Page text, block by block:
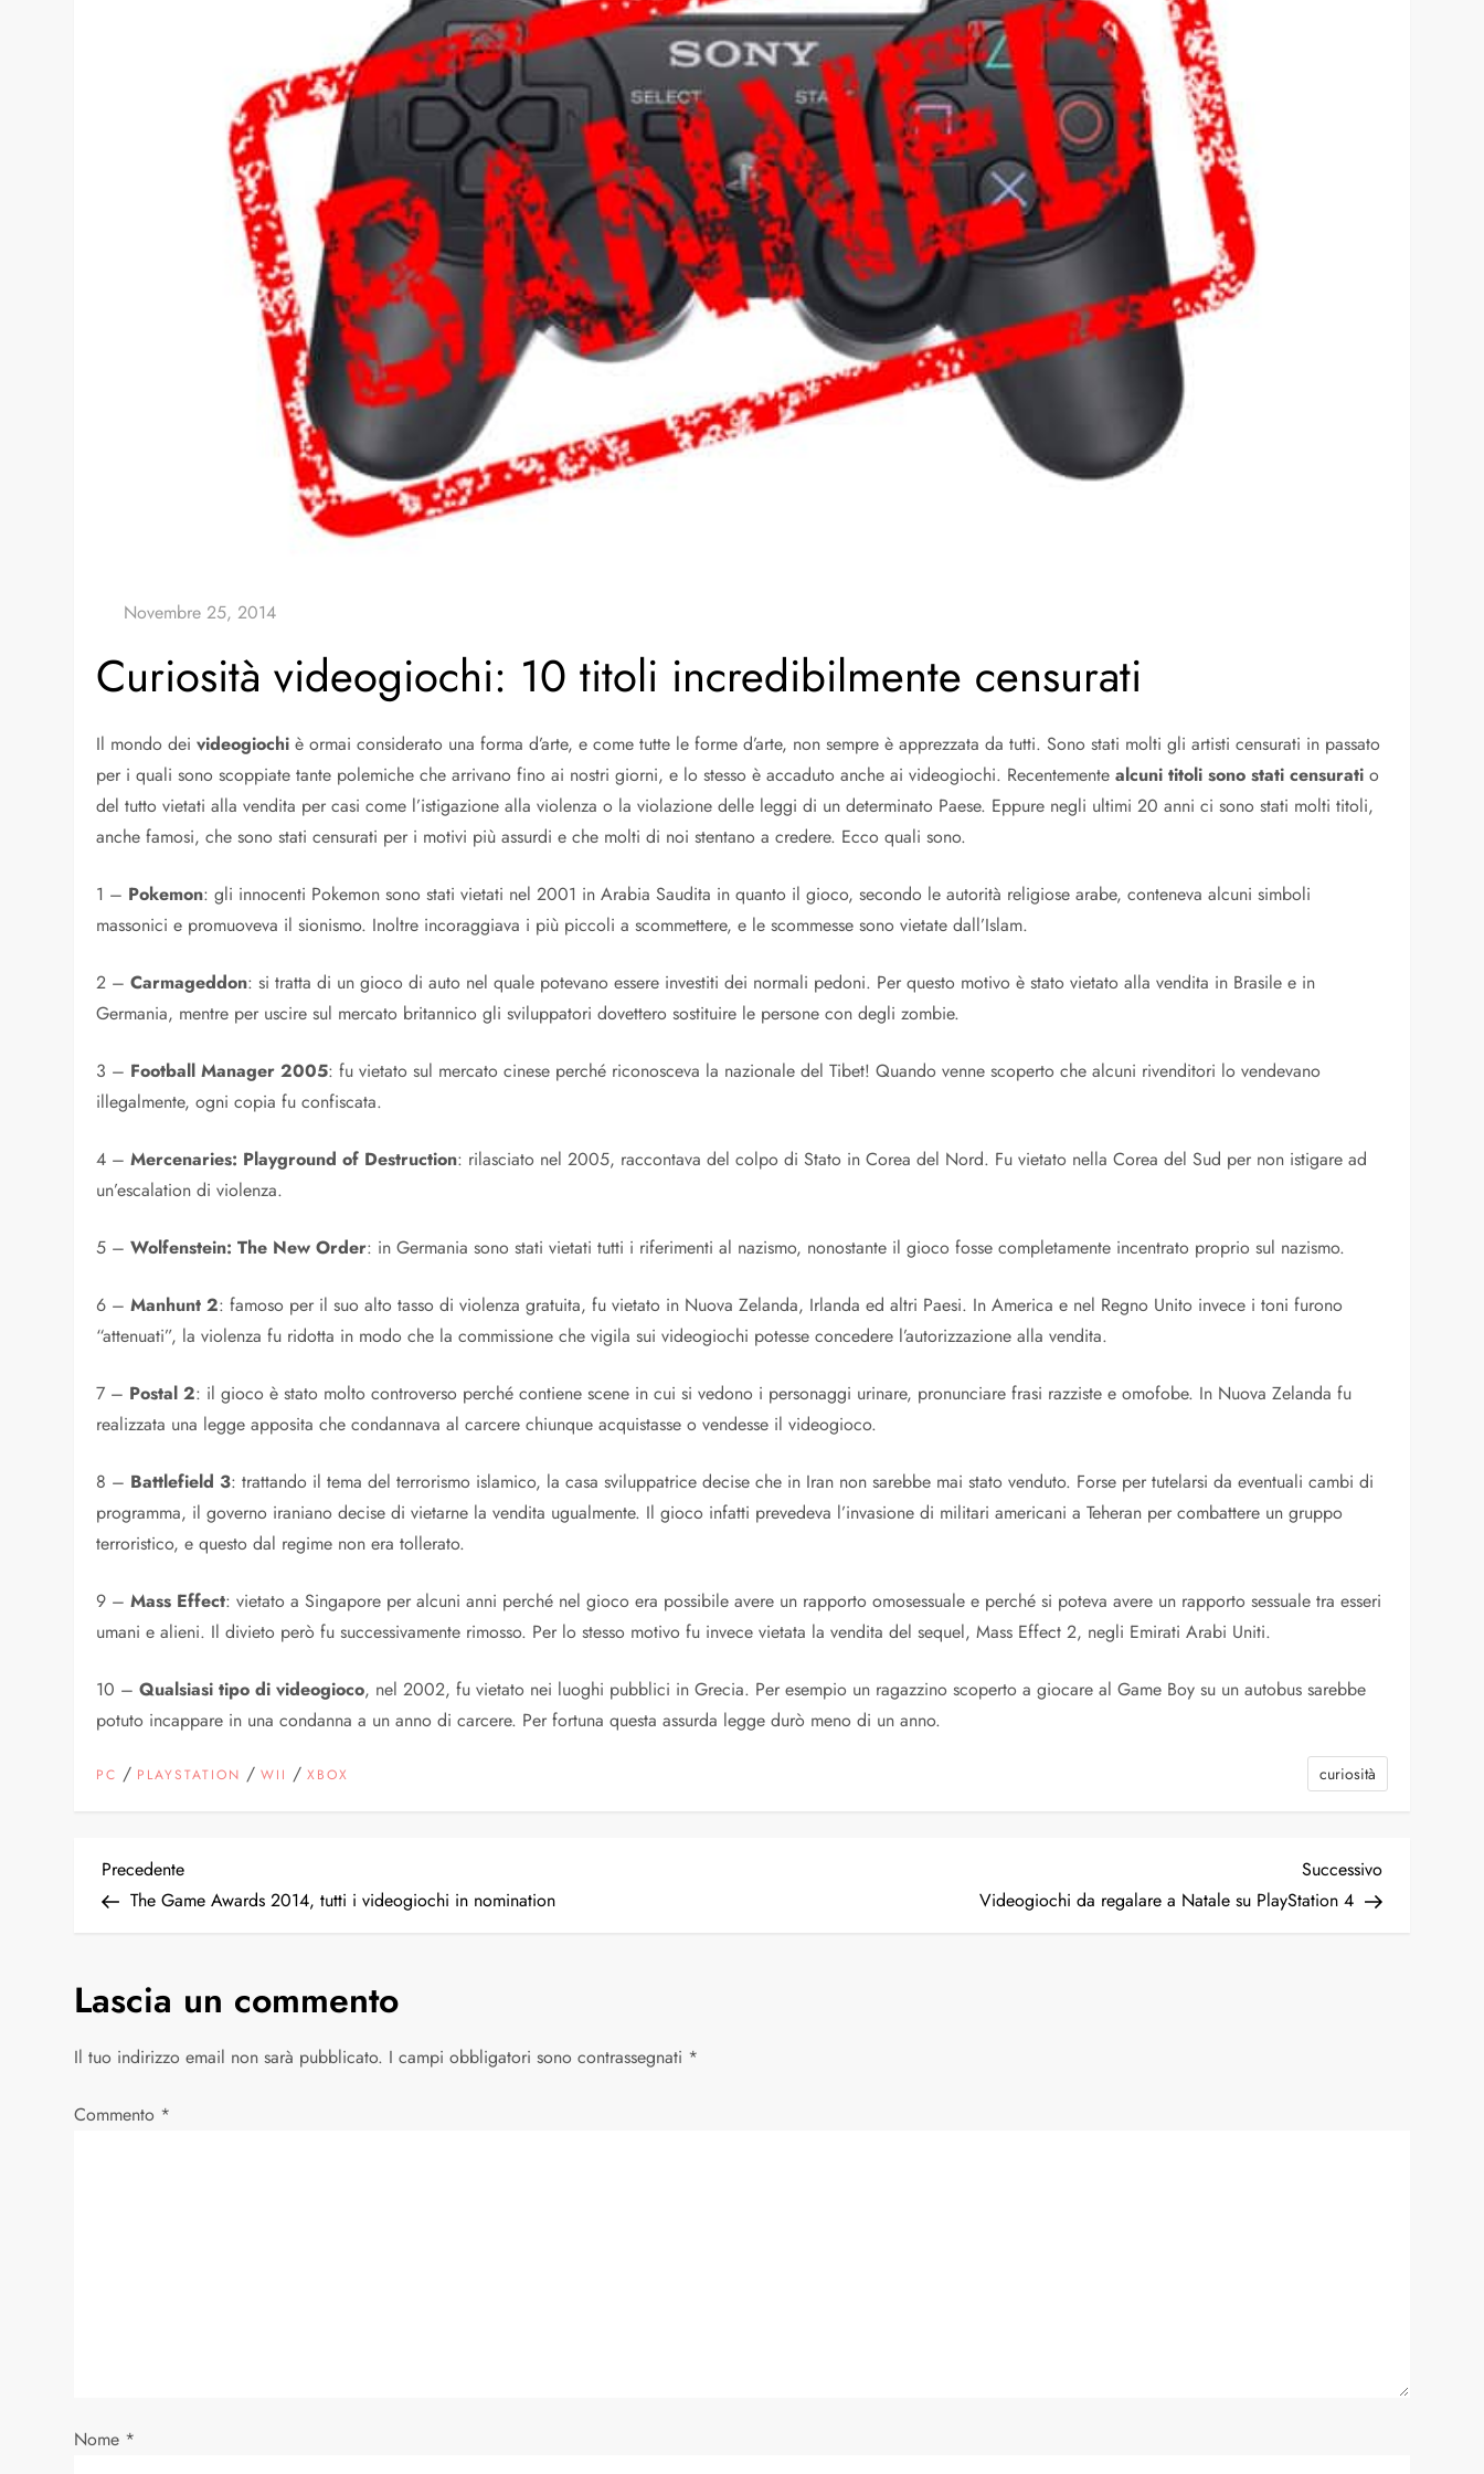
Curiosità videogiochi: 10 titoli incredibilmente censurati
Il mondo deivideogiochi è ormai considerato una forma d’arte, e come tutte le forme d’arte, non sempre è apprezzata da tutti. Sono stati molti gli artisti censurati in passato
per i quali sono scoppiate tante polemiche che arrivano fino ai nostri giorni, e lo stesso è accaduto anche ai videogiochi. Recentementealcuni titoli sono stati censurati o
del tutto vietati alla vendita per casi come l’istigazione alla violenza o la violazione delle leggi di un determinato Paese. Eppure negli ultimi 20 anni ci sono stati molti titoli,
anche famosi, che sono stati censurati per i motivi più assurdi e che molti di noi stentano a credere. Ecco quali sono.
1 – Pokemon: gli innocenti Pokemon sono stati vietati nel 2001 in Arabia Saudita in quanto il gioco, secondo le autorità religiose arabe, conteneva alcuni simboli
massonici e promuoveva il sionismo. Inoltre incoraggiava i più piccoli a scommettere, e le scommesse sono vietate dall’Islam.
2 –Carmageddon: si tratta di un gioco di auto nel quale potevano essere investiti dei normali pedoni. Per questo motivo è stato vietato alla vendita in Brasile e in
Germania, mentre per uscire sul mercato britannico gli sviluppatori dovettero sostituire le persone con degli zombie.
3 – Football Manager 2005: fu vietato sul mercato cinese perché riconosceva la nazionale del Tibet! Quando venne scoperto che alcuni rivenditori lo vendevano
illegalmente, ogni copia fu confiscata.
4 –Mercenaries: Playground of Destruction: rilasciato nel 2005, raccontava del colpo di Stato in Corea del Nord. Fu vietato nella Corea del Sud per non istigare ad
un’escalation di violenza.
5 –Wolfenstein: The New Order: in Germania sono stati vietati tutti i riferimenti al nazismo, nonostante il gioco fosse completamente incentrato proprio sul nazismo.
6 –Manhunt 2: famoso per il suo alto tasso di violenza gratuita, fu vietato in Nuova Zelanda, Irlanda ed altri Paesi. In America e nel Regno Unito invece i toni furono
“attenuati”, la violenza fu ridotta in modo che la commissione che vigila sui videogiochi potesse concedere l’autorizzazione alla vendita.
7 – Postal 2: il gioco è stato molto controverso perché contiene scene in cui si vedono i personaggi urinare, pronunciare frasi razziste e omofobe. In Nuova Zelanda fu
realizzata una legge apposita che condannava al carcere chiunque acquistasse o vendesse il videogioco.
8 – Battlefield 3: trattando il tema del terrorismo islamico, la casa sviluppatrice decise che in Iran non sarebbe mai stato venduto. Forse per tutelarsi da eventuali cambi di
programma, il governo iraniano decise di vietarne la vendita ugualmente. Il gioco infatti prevedeva l’invasione di militari americani a Teheran per combattere un gruppo
terroristico, e questo dal regime non era tollerato.
9 –Mass Effect: vietato a Singapore per alcuni anni perché nel gioco era possibile avere un rapporto omosessuale e perché si poteva avere un rapporto sessuale tra esseri
umani e alieni. Il divieto però fu successivamente rimosso. Per lo stesso motivo fu invece vietata la vendita del sequel, Mass Effect 2, negli Emirati Arabi Uniti.
10 –Qualsiasi tipo di videogioco, nel 2002, fu vietato nei luoghi pubblici in Grecia. Per esempio un ragazzino scoperto a giocare al Game Boy su un autobus sarebbe
potuto incappare in una condanna a un anno di carcere. Per fortuna questa assurda legge durò meno di un anno.
PC / PLAYSTATION /WII /XBOX curiosità
N
v
a
a
Articolo
precedente
Precedente
The Game Awards 2014, tutti i videogiochi in nomination
Articolo
successivo
Successivo
Videogiochi da regalare a Natale su PlayStation 4
Lascia un commento
Il tuo indirizzo email non sarà pubblicato. I campi obbligatori sono contrassegnati *
Commento *
Nome *